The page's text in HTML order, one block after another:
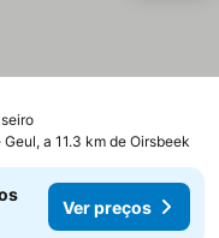
a 11.3 km de Oirsbeek
Ver preços